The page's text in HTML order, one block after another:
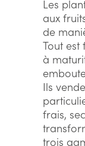
Les
aux
de
Tout
à
Ils
frais,
trois